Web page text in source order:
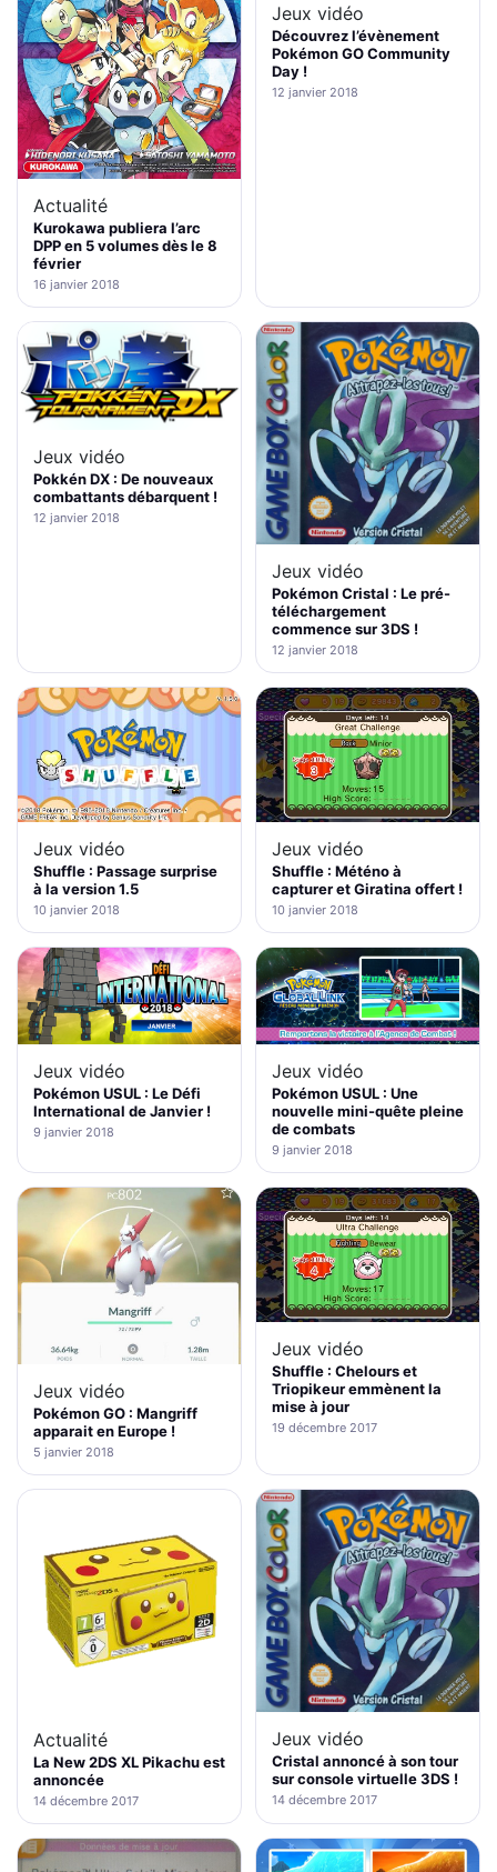
Actualité
Kurokawa publiera l’arc
DPP en 5 volumes dès le 8
février
16 janvier 2018
Jeux vidéo
Découvrez l’évènement
Pokémon GO Community
Day !
12 janvier 2018
Jeux vidéo
Pokkén DX : De nouveaux
combattants débarquent !
12 janvier 2018
Jeux vidéo
Pokémon Cristal : Le pré-
téléchargement
commence sur 3DS !
12 janvier 2018
Jeux vidéo
Shuffle : Passage surprise
à la version 1.5
10 janvier 2018
Jeux vidéo
Shuffle : Météno à
capturer et Giratina offert !
10 janvier 2018
Jeux vidéo
Pokémon USUL : Le Défi
International de Janvier !
9 janvier 2018
Jeux vidéo
Pokémon USUL : Une
nouvelle mini-quête pleine
de combats
9 janvier 2018
Jeux vidéo
Pokémon GO : Mangriff
apparait en Europe !
5 janvier 2018
Jeux vidéo
Shuffle : Chelours et
Triopikeur emmènent la
mise à jour
19 décembre 2017
Actualité
La New 2DS XL Pikachu est
annoncée
14 décembre 2017
Jeux vidéo
Cristal annoncé à son tour
sur console virtuelle 3DS !
14 décembre 2017